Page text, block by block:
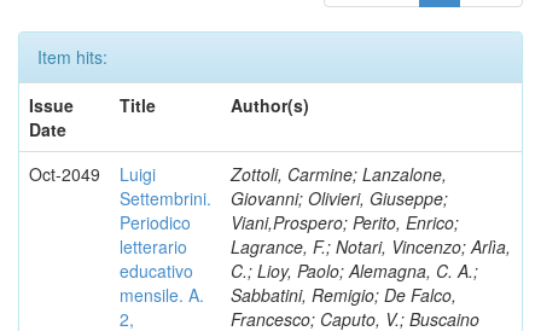
Item hits:
Issue
Date
Title Author(s)
Oct-2049
Luigi
Settembrini.
Periodico
letterario
educativo
mensile. A.
2,
Zottoli, Carmine; Lanzalone,
Giovanni; Olivieri, Giuseppe;
Viani,Prospero; Perito, Enrico;
Lagrance, F.; Notari, Vincenzo; Arlìa,
C.; Lioy, Paolo; Alemagna, C. A.;
Sabbatini, Remigio; De Falco,
Francesco; Caputo, V.; Buscaino